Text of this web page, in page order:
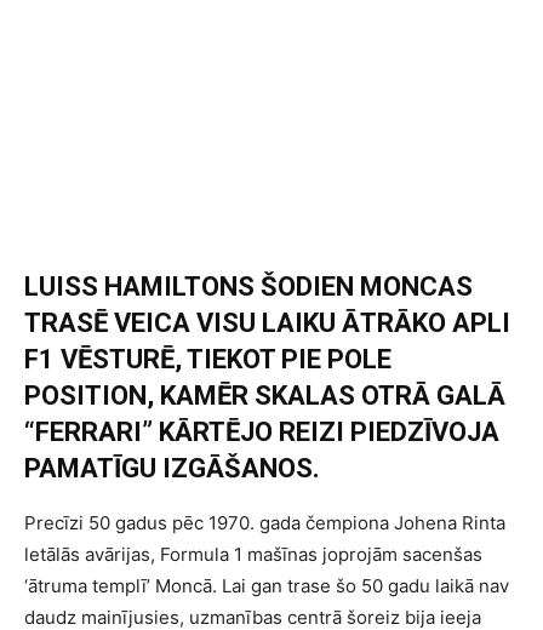
LUISS HAMILTONS ŠODIEN MONCAS
TRASĒ VEICA VISU LAIKU ĀTRĀKO APLI
F1 VĒSTURĒ, TIEKOT PIE POLE
POSITION, KAMĒR SKALAS OTRĀ GALĀ
“FERRARI” KĀRTĒJO REIZI PIEDZĪVOJA
PAMATĪGU IZGĀŠANOS.
Precīzi 50 gadus pēc 1970. gada čempiona Johena Rinta
letālās avārijas, Formula 1 mašīnas joprojām sacenšas
‘ātruma templī’ Moncā. Lai gan trase šo 50 gadu laikā nav
daudz mainījusies, uzmanības centrā šoreiz bija ieeja